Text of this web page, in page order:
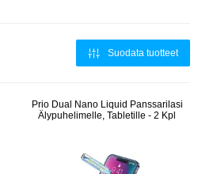
Suodata tuotteet
Prio Dual Nano Liquid Panssarilasi
Älypuhelimelle, Tabletille - 2 Kpl